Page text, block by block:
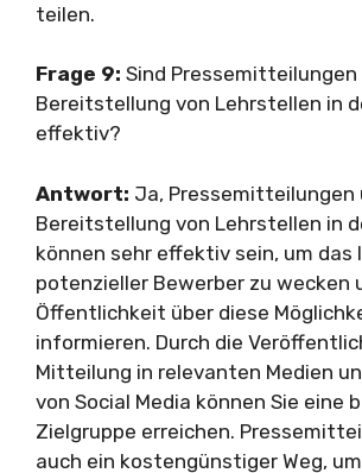
teilen.
Frage 9: Sind Pressemitteilungen
Bereitstellung von Lehrstellen in
effektiv?
Antwort: Ja, Pressemitteilungen
Bereitstellung von Lehrstellen in
können sehr effektiv sein, um das
potenzieller Bewerber zu wecken
Öffentlichkeit über diese
informieren. Durch die
Mitteilung in relevanten Medien
von Social Media können Sie eine
Zielgruppe erreichen.
auch ein kostengünstiger Weg, um